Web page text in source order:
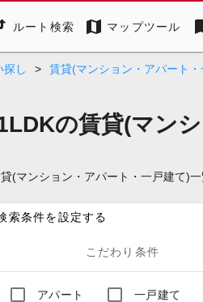
ルート検索 map マップツール
探し > 賃貸(マンション・アパート
の賃貸(マン
(マンション・アパート・一戸建て)
索条件を設定する
こだわり条件
アパート 一戸建て